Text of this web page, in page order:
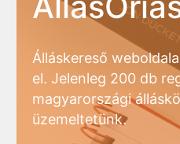
Álláskereső
el. Jelenleg 200 db
magyarországi
üzemeltetünk.